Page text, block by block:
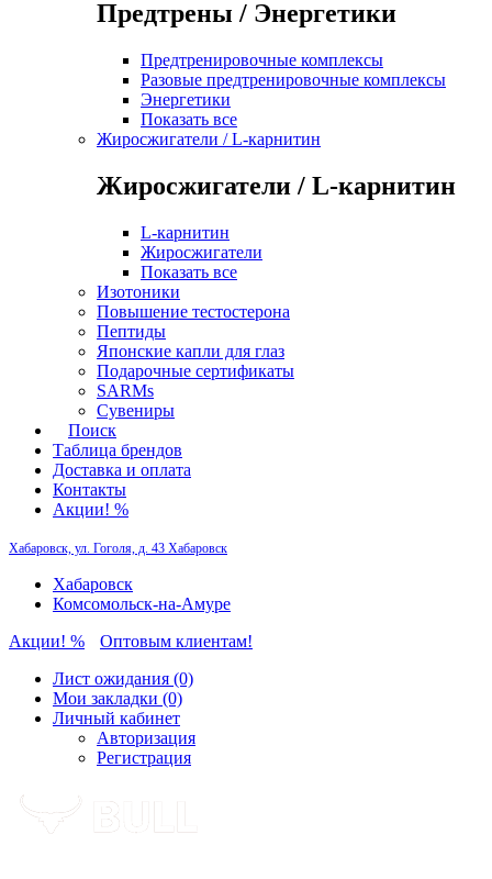
Предтрены / Энергетики
Предтренировочные комплексы
Разовые предтренировочные комплексы
Энергетики
Показать все
Жиросжигатели / L-карнитин
Жиросжигатели / L-карнитин
L-карнитин
Жиросжигатели
Показать все
Изотоники
Повышение тестостерона
Пептиды
Японские капли для глаз
Подарочные сертификаты
SARMs
Сувениры
Поиск
Таблица брендов
Доставка и оплата
Контакты
Акции! %
Хабаровск, ул. Гоголя, д. 43 Хабаровск
Хабаровск
Комсомольск-на-Амуре
Акции! %
Оптовым клиентам!
Лист ожидания (0)
Мои закладки (0)
Личный кабинет
Авторизация
Регистрация